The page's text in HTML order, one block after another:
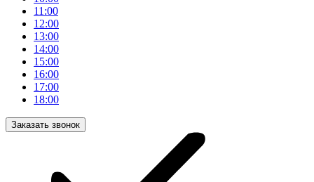
11:00
12:00
13:00
14:00
15:00
16:00
17:00
18:00
Заказать звонок